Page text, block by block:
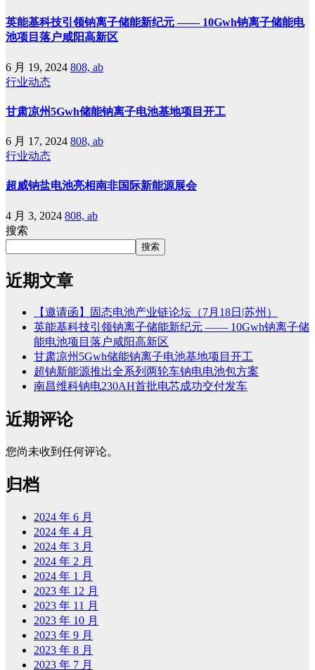
英能基科技引领钠离子储能新纪元 —— 10Gwh钠离子储能电
池项目落户咸阳高新区
6 月 19, 2024 808, ab
行业动态
甘肃凉州5Gwh储能钠离子电池基地项目开工
6 月 17, 2024 808, ab
行业动态
超威钠盐电池亮相南非国际新能源展会
4 月 3, 2024 808, ab
搜索
搜索
近期文章
【邀请函】固态电池产业链论坛（7月18日|苏州）
英能基科技引领钠离子储能新纪元 —— 10Gwh钠离子储
能电池项目落户咸阳高新区
甘肃凉州5Gwh储能钠离子电池基地项目开工
超钠新能源推出全系列两轮车钠电电池包方案
南昌维科钠电230AH首批电芯成功交付发车
近期评论
您尚未收到任何评论。
归档
2024 年 6 月
2024 年 4 月
2024 年 3 月
2024 年 2 月
2024 年 1 月
2023 年 12 月
2023 年 11 月
2023 年 10 月
2023 年 9 月
2023 年 8 月
2023 年 7 月